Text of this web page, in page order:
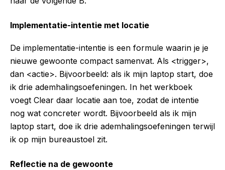
Implementatie-intentie met locatie
De implementatie-intentie is een formule waarin je je
nieuwe gewoonte compact samenvat. Als <trigger>,
dan <actie>. Bijvoorbeeld: als ik mijn laptop start, doe
ik drie ademhalingsoefeningen. In het werkboek
voegt Clear daar locatie aan toe, zodat de intentie
nog wat concreter wordt. Bijvoorbeeld als ik mijn
laptop start, doe ik drie ademhalingsoefeningen terwijl
ik op mijn bureaustoel zit.
Reflectie na de gewoonte